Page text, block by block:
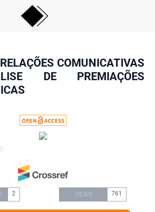
COMUNICATIVAS
DE PREMIAÇÕES
2 VIEWS 761